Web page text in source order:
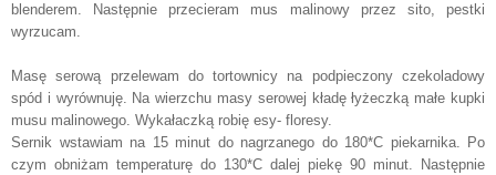
blenderem. Następnie przecieram mus malinowy przez sito, pestki
wyrzucam.
Masę serową przelewam do tortownicy na podpieczony czekoladowy
spód i wyrównuję. Na wierzchu masy serowej kładę łyżeczką małe kupki
musu malinowego. Wykałaczką robię esy- floresy.
Sernik wstawiam na 15 minut do nagrzanego do 180*C piekarnika. Po
czym obniżam temperaturę do 130*C dalej piekę 90 minut.
Następnie